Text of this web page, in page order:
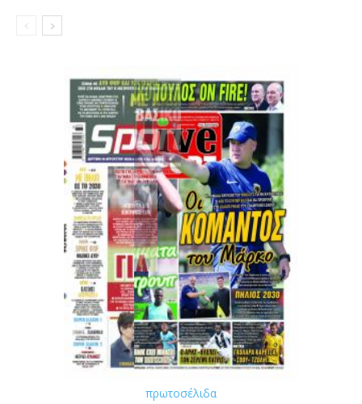
πρωτοσέλιδα